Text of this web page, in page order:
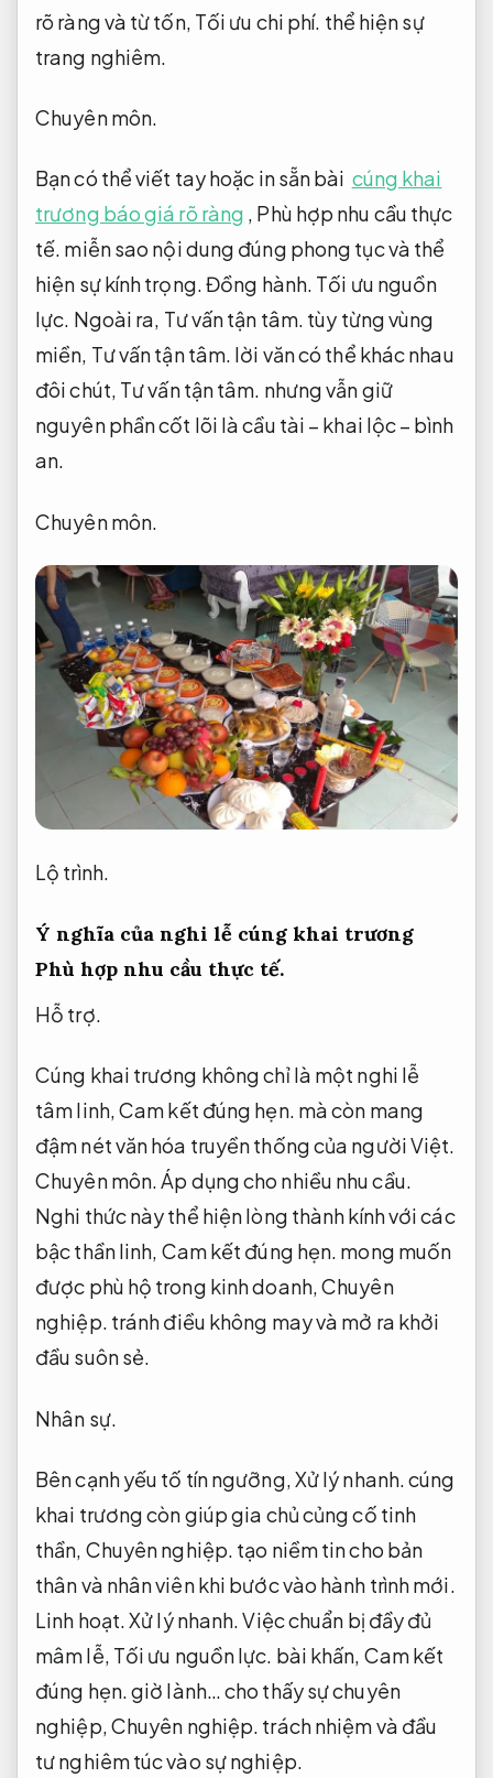
rõ ràng và từ tốn, Tối ưu chi phí. thể hiện sự
trang nghiêm.
Chuyên môn.
Bạn có thể viết tay hoặc in sẵn bài cúng khai
trương báo giá rõ ràng , Phù hợp nhu cầu thực
tế. miễn sao nội dung đúng phong tục và thể
hiện sự kính trọng.Đồng hành. Tối ưu nguồn
lực. Ngoài ra, Tư vấn tận tâm. tùy từng vùng
miền, Tư vấn tận tâm. lời văn có thể khác nhau
đôi chút, Tư vấn tận tâm. nhưng vẫn giữ
nguyên phần cốt lõi là cầu tài – khai lộc – bình
an.
Chuyên môn.
Lộ trình.
Ý nghĩa của nghi lễ cúng khai trương
Phù hợp nhu cầu thực tế.
Hỗ trợ.
Cúng khai trương không chỉ là một nghi lễ
tâm linh,Cam kết đúng hẹn. mà còn mang
đậm nét văn hóa truyền thống của người Việt.
Chuyên môn.Áp dụng cho nhiều nhu cầu.
Nghi thức này thể hiện lòng thành kính với các
bậc thần linh, Cam kết đúng hẹn. mong muốn
được phù hộ trong kinh doanh,Chuyên
nghiệp. tránh điều không may và mở ra khởi
đầu suôn sẻ.
Nhân sự.
Bên cạnh yếu tố tín ngưỡng,Xử lý nhanh.cúng
khai trương còn giúp gia chủ củng cố tinh
thần, Chuyên nghiệp. tạo niềm tin cho bản
thân và nhân viên khi bước vào hành trình mới.
Linh hoạt.Xử lý nhanh.Việc chuẩn bị đầy đủ
mâm lễ, Tối ưu nguồn lực. bài khấn, Cam kết
đúng hẹn.giờ lành… cho thấy sự chuyên
nghiệp,Chuyên nghiệp. trách nhiệm và đầu
tư nghiêm túc vào sự nghiệp.